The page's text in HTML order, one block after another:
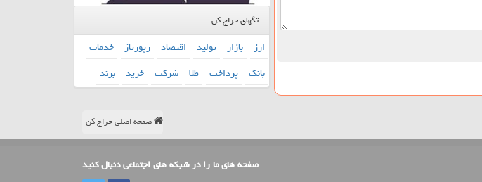
تگهای حراج کن
ارز بازار تولید اقتصاد رپورتاژ خدمات
بانك پرداخت طلا شركت خرید برند
صفحه اصلی حراج کن
صفحه های ما را در شبکه های اجتماعی دنبال کنید